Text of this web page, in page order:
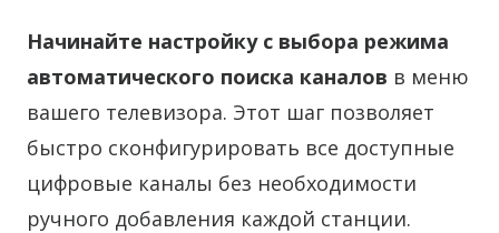
Начинайте настройку с выбора режима
автоматического поиска каналов в меню
вашего телевизора. Этот шаг позволяет
быстро сконфигурировать все доступные
цифровые каналы без необходимости
ручного добавления каждой станции.